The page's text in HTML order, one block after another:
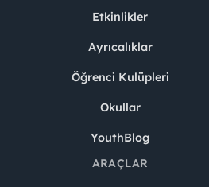
Etkinlikler
Ayrıcalıklar
Öğrenci Kulüpleri
Okullar
YouthBlog
ARAÇLAR